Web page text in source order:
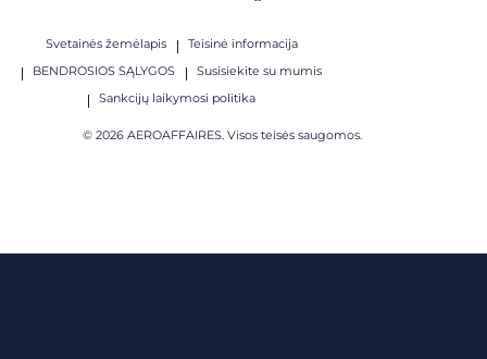
Svetainės žemėlapis
Teisinė informacija
BENDROSIOS SĄLYGOS
Susisiekite su mumis
Sankcijų laikymosi politika
© 2026 AEROAFFAIRES. Visos teisės saugomos.